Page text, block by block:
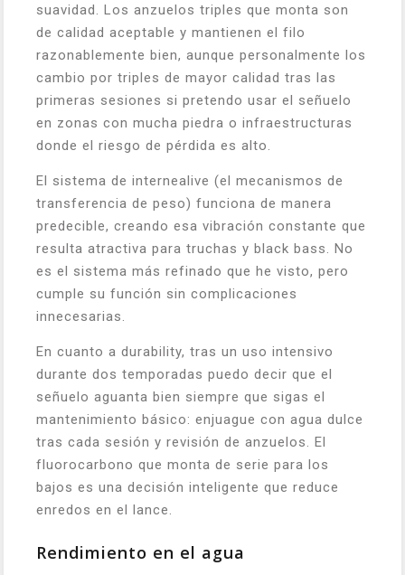
suavidad. Los anzuelos triples que monta son
de calidad aceptable y mantienen el filo
razonablemente bien, aunque personalmente los
cambio por triples de mayor calidad tras las
primeras sesiones si pretendo usar el señuelo
en zonas con mucha piedra o infraestructuras
donde el riesgo de pérdida es alto.
El sistema de internealive (el mecanismos de
transferencia de peso) funciona de manera
predecible, creando esa vibración constante que
resulta atractiva para truchas y black bass. No
es el sistema más refinado que he visto, pero
cumple su función sin complicaciones
innecesarias.
En cuanto a durability, tras un uso intensivo
durante dos temporadas puedo decir que el
señuelo aguanta bien siempre que sigas el
mantenimiento básico: enjuague con agua dulce
tras cada sesión y revisión de anzuelos. El
fluorocarbono que monta de serie para los
bajos es una decisión inteligente que reduce
enredos en el lance.
Rendimiento en el agua